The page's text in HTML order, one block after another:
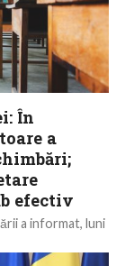
În
a
efectiv
a informat, luni
2025 –...